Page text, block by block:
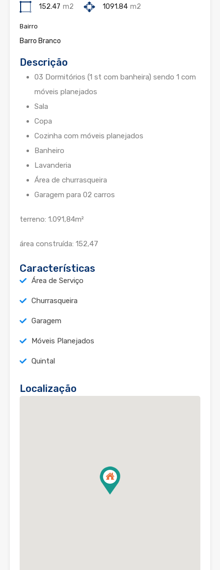
152.47 m2 1091.84 m2
Bairro
Barro Branco
Descrição
03 Dormitórios (1 st com banheira) sendo 1 com
móveis planejados
Sala
Copa
Cozinha com móveis planejados
Banheiro
Lavanderia
Área de churrasqueira
Garagem para 02 carros
terreno: 1.091,84m²
área construída: 152,47
Características
Área de Serviço
Churrasqueira
Garagem
Móveis Planejados
Quintal
Localização